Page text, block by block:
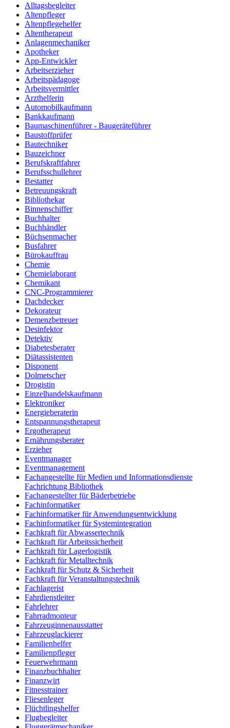
Alltagsbegleiter
Altenpfleger
Altenpflegehelfer
Altentherapeut
Anlagenmechaniker
Apotheker
App-Entwickler
Arbeitserzieher
Arbeitspädagoge
Arbeitsvermittler
Arzthelferin
Automobilkaufmann
Bankkaufmann
Baumaschinenführer - Baugeräteführer
Baustoffprüfer
Bautechniker
Bauzeichner
Berufskraftfahrer
Berufsschullehrer
Bestatter
Betreuungskraft
Bibliothekar
Binnenschiffer
Buchhalter
Buchhändler
Büchsenmacher
Busfahrer
Bürokauffrau
Chemie
Chemielaborant
Chemikant
CNC-Programmierer
Dachdecker
Dekorateur
Demenzbetreuer
Desinfektor
Detektiv
Diabetesberater
Diätassistenten
Disponent
Dolmetscher
Drogistin
Einzelhandelskaufmann
Elektroniker
Energieberaterin
Entspannungstherapeut
Ergotherapeut
Ernährungsberater
Erzieher
Eventmanager
Eventmanagement
Fachangestellte für Medien und Informationsdienste
Fachrichtung Bibliothek
Fachangestellter für Bäderbetriebe
Fachinformatiker
Fachinformatiker für Anwendungsentwicklung
Fachinformatiker für Systemintegration
Fachkraft für Abwassertechnik
Fachkraft für Arbeitssicherheit
Fachkraft für Lagerlogistik
Fachkraft für Metalltechnik
Fachkraft für Schutz & Sicherheit
Fachkraft für Veranstaltungstechnik
Fachlagerist
Fahrdienstleiter
Fahrlehrer
Fahrradmonteur
Fahrzeuginnenausstatter
Fahrzeuglackierer
Familienhelfer
Familienpfleger
Feuerwehrmann
Finanzbuchhalter
Finanzwirt
Fitnesstrainer
Fliesenleger
Flüchtlingshelfer
Flugbegleiter